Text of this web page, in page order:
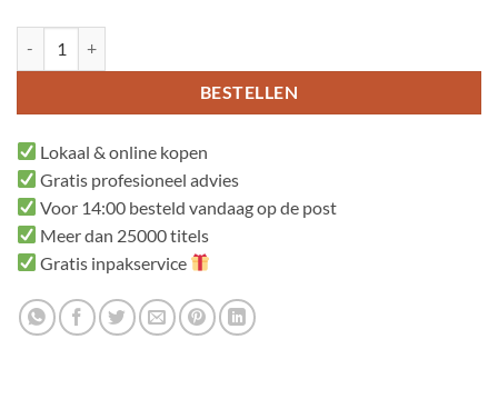
BESTELLEN
Lokaal & online kopen
Gratis profesioneel advies
Voor 14:00 besteld vandaag op de post
Meer dan 25000 titels
Gratis inpakservice